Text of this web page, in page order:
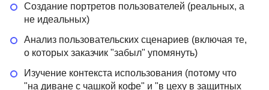
Создание портретов пользователей (реальных, а
не идеальных)
Анализ пользовательских сценариев (включая те,
о которых заказчик "забыл" упомянуть)
Изучение контекста использования (потому что
"на диване с чашкой кофе" и "в цеху в защитных